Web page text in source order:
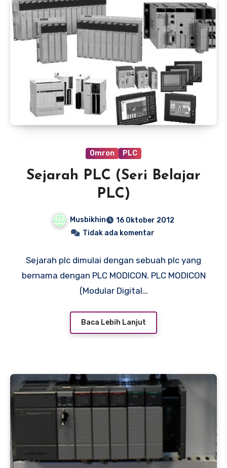
Omron PLC
Sejarah PLC (Seri Belajar
PLC)
Musbikhin
16 Oktober 2012
Tidak ada komentar
Sejarah plc dimulai dengan sebuah plc yang
bernama dengan PLC MODICON. PLC MODICON
(Modular Digital…
Baca Lebih Lanjut